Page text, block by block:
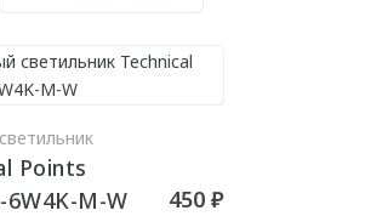
Points
6W4K-M-W
450 ₽